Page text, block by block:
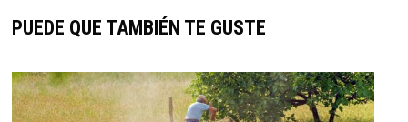
PUEDE QUE TAMBIÉN TE GUSTE